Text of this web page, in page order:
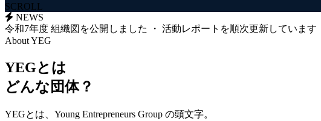
SCROLL
NEWS
令和7年度 組織図を公開しました
・ 活動レポートを順次更新しています
About YEG
YEGとは
どんな団体？
YEGとは、Young Entrepreneurs Group の頭文字。